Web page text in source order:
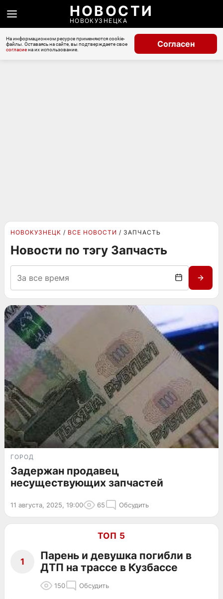
НОВОСТИ
НОВОКУЗНЕЦКА
На информационном ресурсе применяются cookie-
файлы. Оставаясь на сайте, вы подтверждаете свое
согласиена их использование.
Согласен
НОВОКУЗНЕЦК ВСЕ НОВОСТИ ЗАПЧАСТЬ
Новости по тэгу Запчасть
ГОРОД
Задержан продавец
несуществующих запчастей
11 августа, 2025, 19:00 65 Обсудить
ТОП 5
1
Парень и девушка погибли в
ДТП на трассе в Кузбассе
150 Обсудить